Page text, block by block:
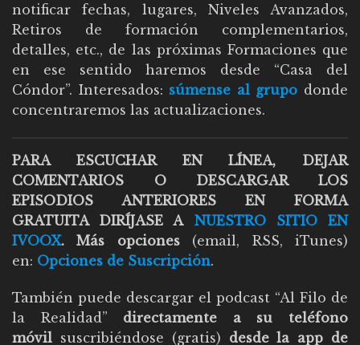
notificar fechas, lugares, Niveles Avanzados,
Retiros de formación complementarios,
detalles, etc., de las próximas Formaciones que
en ese sentido haremos desde “Casa del
Cóndor”. Interesados: súmense al grupo donde
concentraremos las actualizaciones.
PARA ESCUCHAR EN LÍNEA, DEJAR
COMENTARIOS O DESCARGAR LOS
EPISODIOS ANTERIORES EN FORMA
GRATUITA DIRÍJASE A NUESTRO SITIO EN
IVOOX. Más opciones(email, RSS, iTunes)
en: Opciones de Suscripción.
También puede descargar el podcast “Al Filo de
la Realidad” directamente a su teléfono
móvil suscribiéndose (gratis) desde la app de